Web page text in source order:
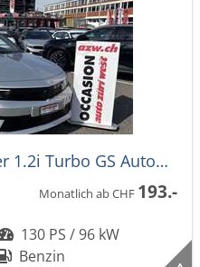
OPEL Astra Sports Tourer 1.2i Turbo GS Automat
Monatlich ab CHF 193.-
130 PS / 96 kW
Benzin